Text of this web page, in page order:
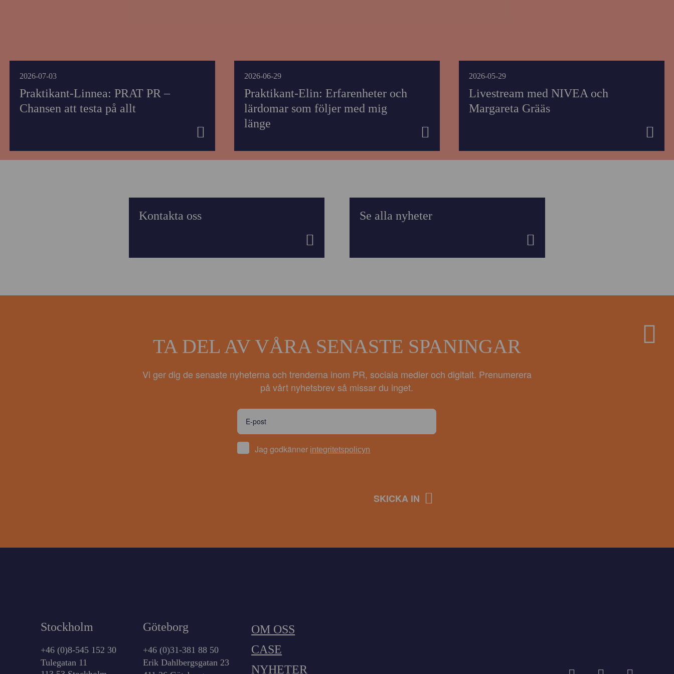
2026-07-03
Praktikant-Linnea: PRAT PR –
Chansen att testa på allt
2026-06-29
Praktikant-Elin: Erfarenheter och
lärdomar som följer med mig
länge
2026-05-29
Livestream med NIVEA och
Margareta Grääs
Kontakta oss Se alla nyheter
TA DEL AV VÅRA SENASTE SPANINGAR
Vi ger dig de senaste nyheterna och trenderna inom PR, sociala medier och digitalt. Prenumerera
på vårt nyhetsbrev så missar du inget.
Jag godkänner integritetspolicyn
Stockholm
+46 (0)8-545 152 30
Tulegatan 11
Göteborg
+46 (0)31-381 88 50
Erik Dahlbergsgatan 23
OM OSS
CASE
NYHETER